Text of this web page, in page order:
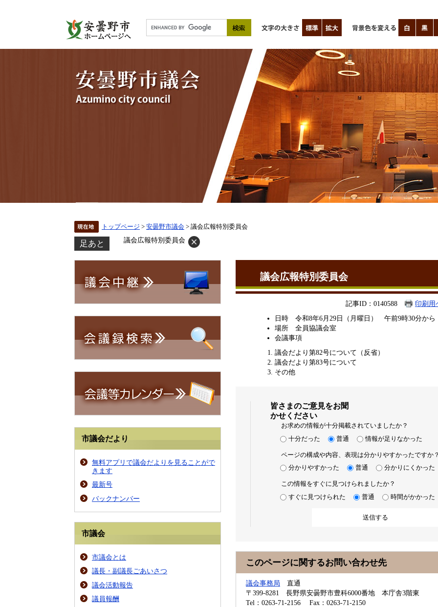
トップページ > 安曇野市議会 > 議会広報特別委員会
足あと 議会広報特別委員会
議会広報特別委員会
記事ID：0140588
印刷用
日時 令和8年6月29日（月曜日） 午前9時30分から
場所 全員協議会室
会議事項
議会だより第82号について（反省）
議会だより第83号について
その他
皆さまのご意見をお聞
かせください
お求めの情報が十分掲載されていましたか？
十分だった
普通 情報が足りなかった
ページの構成や内容、表現は分かりやすかったですか
分かりやすかった
普通 分かりにくかった
この情報をすぐに見つけられましたか？
すぐに見つけられた
普通 時間がかかった
このページに関するお問い合わせ先
議会事務局
直通
〒399-8281
長野県安曇野市豊科6000番地 本庁舎3階東
Tel：0263-71-2156
Fax：0263-71-2150
市議会だより
無料アプリで議会だよりを見ることがで
きます
最新号
バックナンバー
市議会
市議会とは
議長・副議長ごあいさつ
議会活動報告
議員報酬